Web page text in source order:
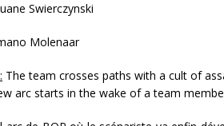
Swierczynski
Molenaar
The team crosses paths with a cult of
arc starts in the wake of a team